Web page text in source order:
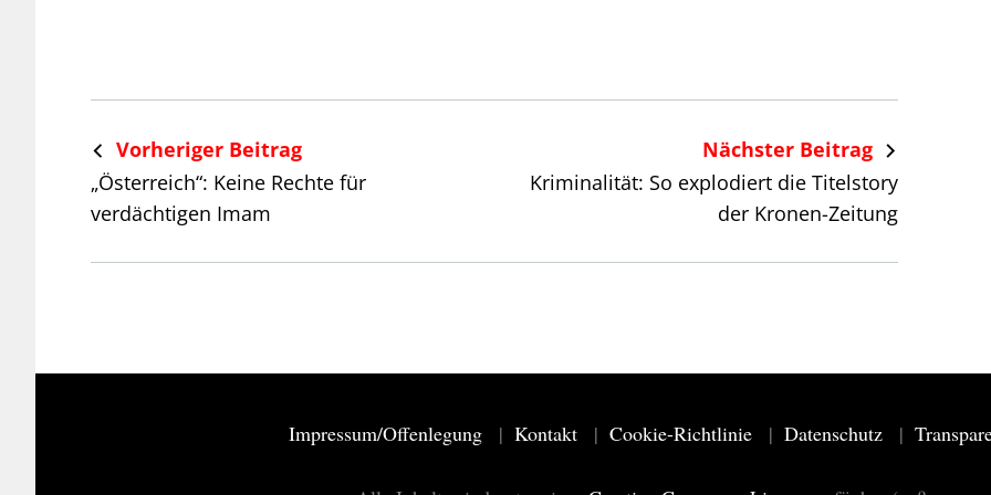
Vorheriger Beitrag
„Österreich“: Keine Rechte für
verdächtigen Imam
Nächster Beitrag
Kriminalität: So explodiert die Titelstory
der Kronen-Zeitung
Impressum/Offenlegung Kontakt Cookie-Richtlinie Datenschutz